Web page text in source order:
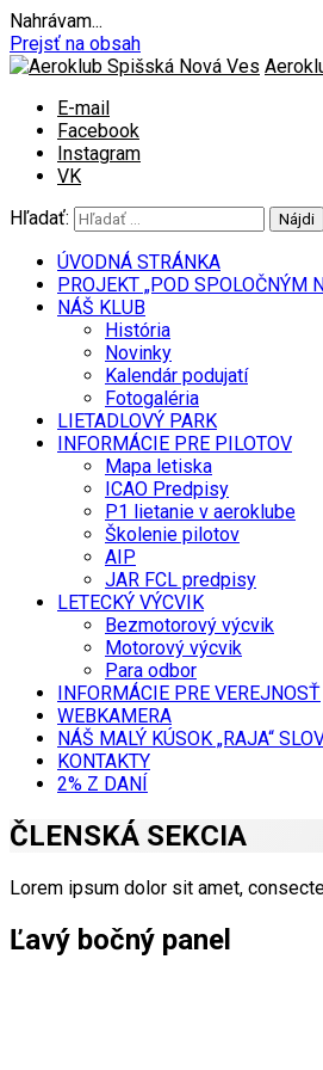
Nahrávam...
Prejsť na obsah
E-mail
Facebook
Instagram
VK
Hľadať:
ÚVODNÁ STRÁNKA
PROJEKT „POD SPOLOČNÝM
NÁŠ KLUB
História
Novinky
Kalendár podujatí
Fotogaléria
LIETADLOVÝ PARK
INFORMÁCIE PRE PILOTOV
Mapa letiska
ICAO Predpisy
P1 lietanie v aeroklube
Školenie pilotov
AIP
JAR FCL predpisy
LETECKÝ VÝCVIK
Bezmotorový výcvik
Motorový výcvik
Para odbor
INFORMÁCIE PRE VEREJNOSŤ
WEBKAMERA
NÁŠ MALÝ KÚSOK „RAJA“
KONTAKTY
2% Z DANÍ
ČLENSKÁ SEKCIA
Lorem ipsum dolor sit amet,
Ľavý bočný panel